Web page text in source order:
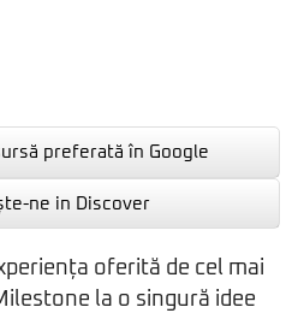
preferată în Google
ne in Discover
oferită de cel mai
la o singură idee